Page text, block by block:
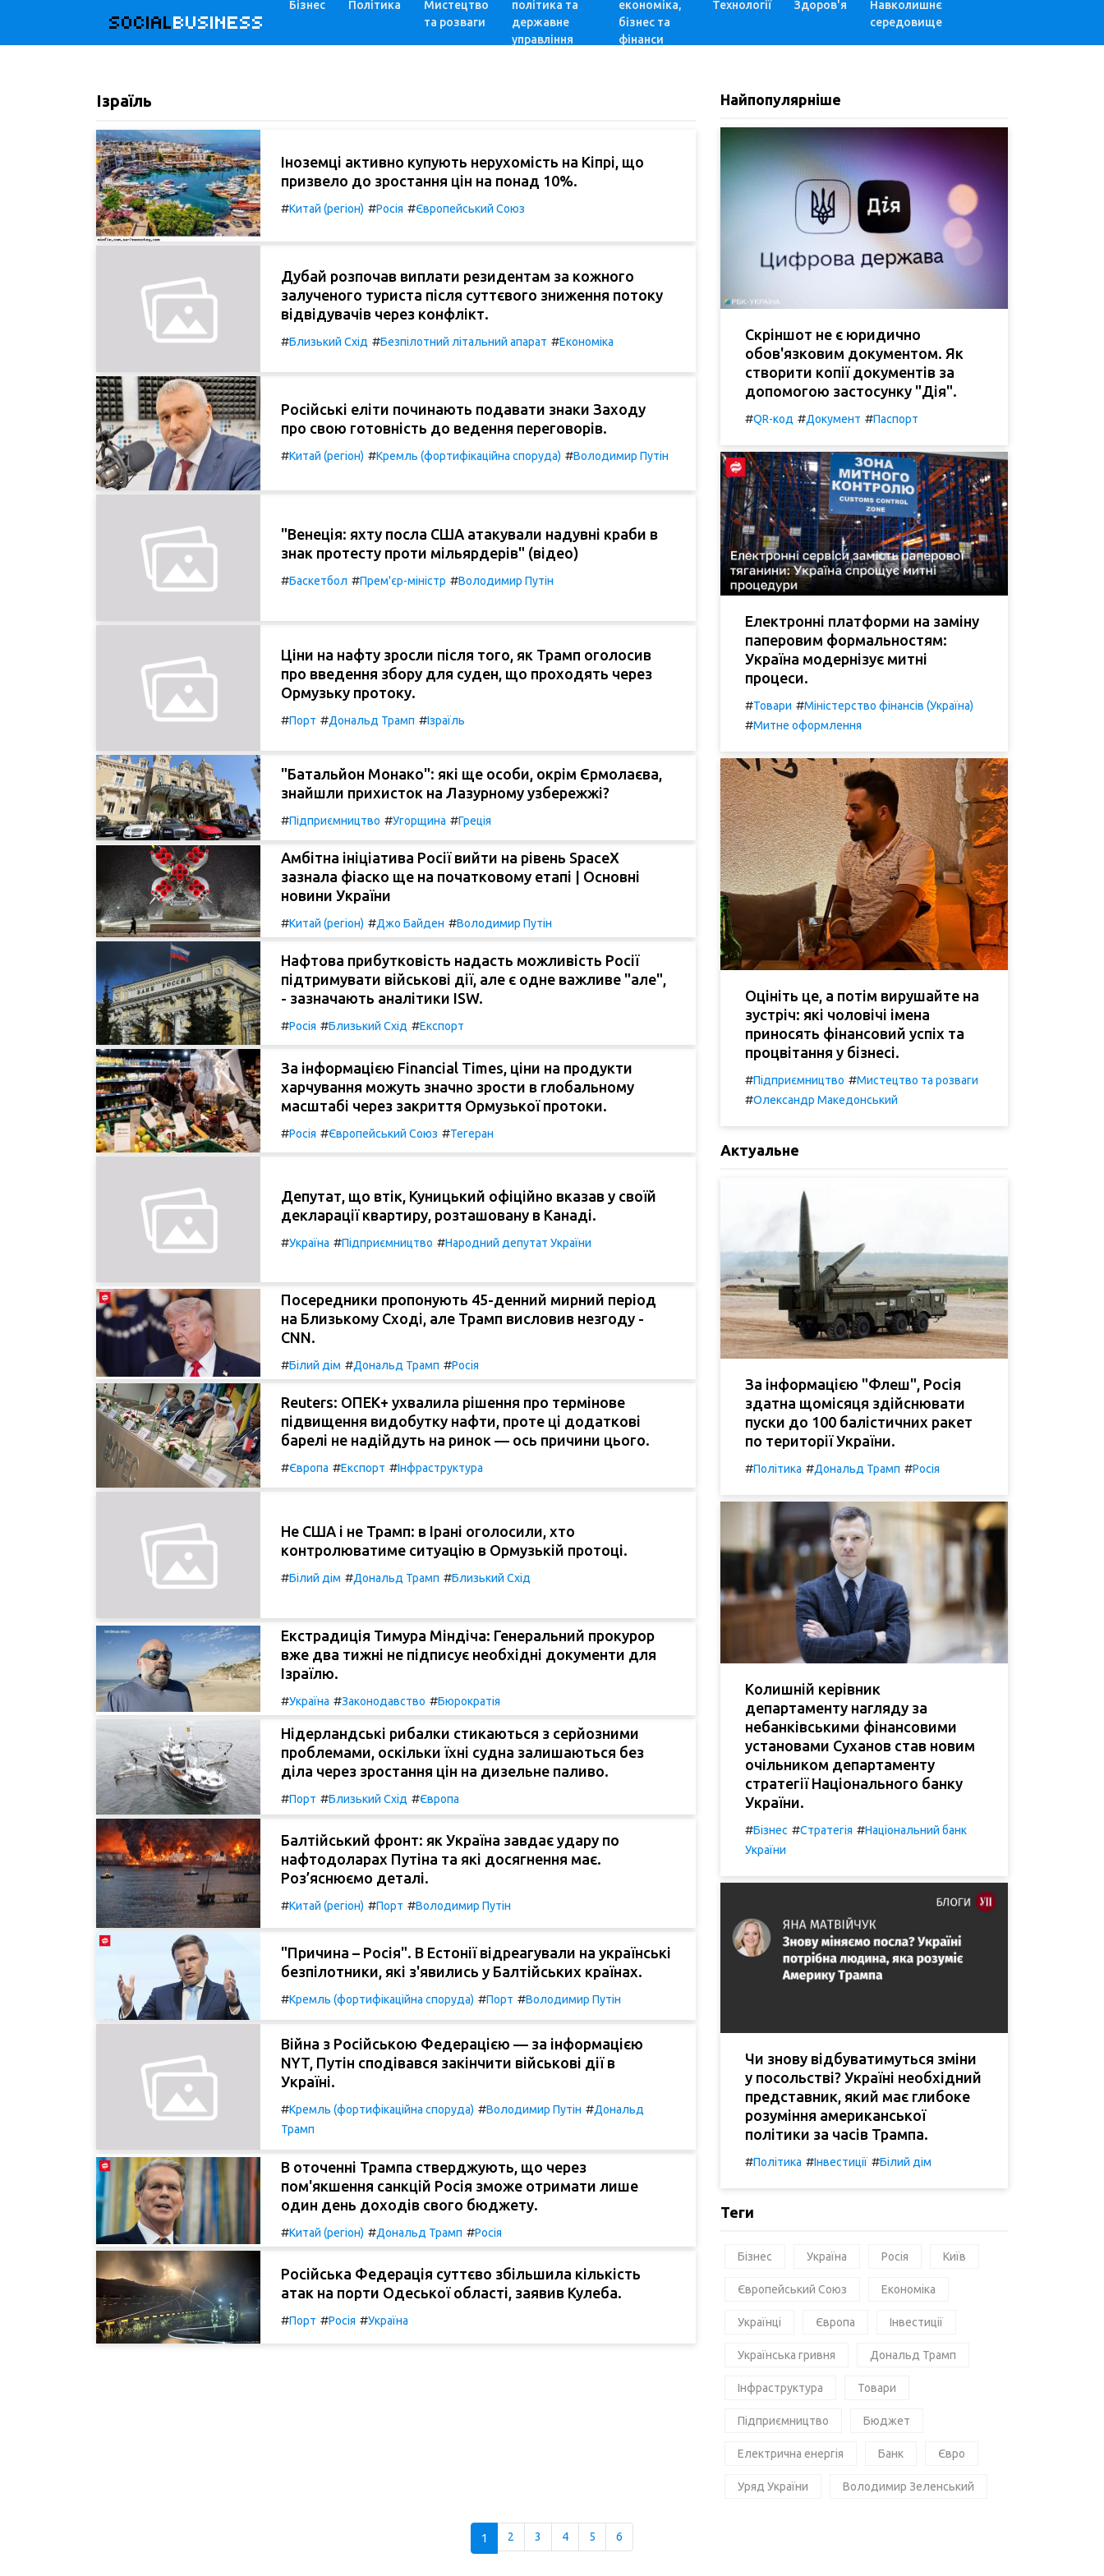
SOCIALBUSINESS
Бізнес Політика
Мистецтво
та розваги
політика та
державне
управління
економіка,
бізнес та
фінанси
Технології Здоров'я
Навколишнє
середовище
Ізраїль
Іноземці активно купують нерухомість на Кіпрі, що
призвело до зростання цін на понад 10%.
#Китай (регіон) #Росія #Європейський Союз
Дубай розпочав виплати резидентам за кожного
залученого туриста після суттєвого зниження потоку
відвідувачів через конфлікт.
#Близький Схід #Безпілотний літальний апарат #Економіка
Російські еліти починають подавати знаки Заходу
про свою готовність до ведення переговорів.
#Китай (регіон) #Кремль (фортифікаційна споруда) #Володимир Путін
"Венеція: яхту посла США атакували надувні краби в
знак протесту проти мільярдерів" (відео)
#Баскетбол #Прем'єр-міністр #Володимир Путін
Ціни на нафту зросли після того, як Трамп оголосив
про введення збору для суден, що проходять через
Ормузьку протоку.
#Порт #Дональд Трамп #Ізраїль
"Батальйон Монако": які ще особи, окрім Єрмолаєва,
знайшли прихисток на Лазурному узбережжі?
#Підприємництво #Угорщина #Греція
Амбітна ініціатива Росії вийти на рівень SpaceX
зазнала фіаско ще на початковому етапі | Основні
новини України
#Китай (регіон) #Джо Байден #Володимир Путін
Нафтова прибутковість надасть можливість Росії
підтримувати військові дії, але є одне важливе "але",
- зазначають аналітики ISW.
#Росія #Близький Схід #Експорт
За інформацією Financial Times, ціни на продукти
харчування можуть значно зрости в глобальному
масштабі через закриття Ормузької протоки.
#Росія #Європейський Союз #Тегеран
Депутат, що втік, Куницький офіційно вказав у своїй
декларації квартиру, розташовану в Канаді.
#Україна #Підприємництво #Народний депутат України
Посередники пропонують 45-денний мирний період
на Близькому Сході, але Трамп висловив незгоду -
CNN.
#Білий дім #Дональд Трамп #Росія
Reuters: ОПЕК+ ухвалила рішення про термінове
підвищення видобутку нафти, проте ці додаткові
барелі не надійдуть на ринок — ось причини цього.
#Європа #Експорт #Інфраструктура
Не США і не Трамп: в Ірані оголосили, хто
контролюватиме ситуацію в Ормузькій протоці.
#Білий дім #Дональд Трамп #Близький Схід
Екстрадиція Тимура Міндіча: Генеральний прокурор
вже два тижні не підписує необхідні документи для
Ізраїлю.
#Україна #Законодавство #Бюрократія
Нідерландські рибалки стикаються з серйозними
проблемами, оскільки їхні судна залишаються без
діла через зростання цін на дизельне паливо.
#Порт #Близький Схід #Європа
Балтійський фронт: як Україна завдає удару по
нафтодоларах Путіна та які досягнення має.
Роз’яснюємо деталі.
#Китай (регіон) #Порт #Володимир Путін
"Причина – Росія". В Естонії відреагували на українські
безпілотники, які з'явились у Балтійських країнах.
#Кремль (фортифікаційна споруда) #Порт #Володимир Путін
Війна з Російською Федерацією — за інформацією
NYT, Путін сподівався закінчити військові дії в
Україні.
#Кремль (фортифікаційна споруда) #Володимир Путін #Дональд
Трамп
В оточенні Трампа стверджують, що через
пом'якшення санкцій Росія зможе отримати лише
один день доходів свого бюджету.
#Китай (регіон) #Дональд Трамп #Росія
Російська Федерація суттєво збільшила кількість
атак на порти Одеської області, заявив Кулеба.
#Порт #Росія #Україна
Найпопулярніше
Скріншот не є юридично
обов'язковим документом. Як
створити копії документів за
допомогою застосунку "Дія".
#QR-код #Документ #Паспорт
Електронні платформи на заміну
паперовим формальностям:
Україна модернізує митні
процеси.
#Товари #Міністерство фінансів (Україна)
#Митне оформлення
Оцініть це, а потім вирушайте на
зустріч: які чоловічі імена
приносять фінансовий успіх та
процвітання у бізнесі.
#Підприємництво #Мистецтво та розваги
#Олександр Македонський
Актуальне
За інформацією "Флеш", Росія
здатна щомісяця здійснювати
пуски до 100 балістичних ракет
по території України.
#Політика #Дональд Трамп #Росія
Колишній керівник
департаменту нагляду за
небанківськими фінансовими
установами Суханов став новим
очільником департаменту
стратегії Національного банку
України.
#Бізнес #Стратегія #Національний банк
України
Чи знову відбуватимуться зміни
у посольстві? Україні необхідний
представник, який має глибоке
розуміння американської
політики за часів Трампа.
#Політика #Інвестиції #Білий дім
Теги
Бізнес Україна Росія Київ
Європейський Союз Економіка
Українці Європа Інвестиції
Українська гривня Дональд Трамп
Інфраструктура Товари
Підприємництво Бюджет
Електрична енергія Банк Євро
Уряд України Володимир Зеленський
1 2 3 4 5 6